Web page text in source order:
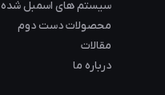
سیستم های اسمبل شده
محصولات دست دوم
مقالات
درباره ما